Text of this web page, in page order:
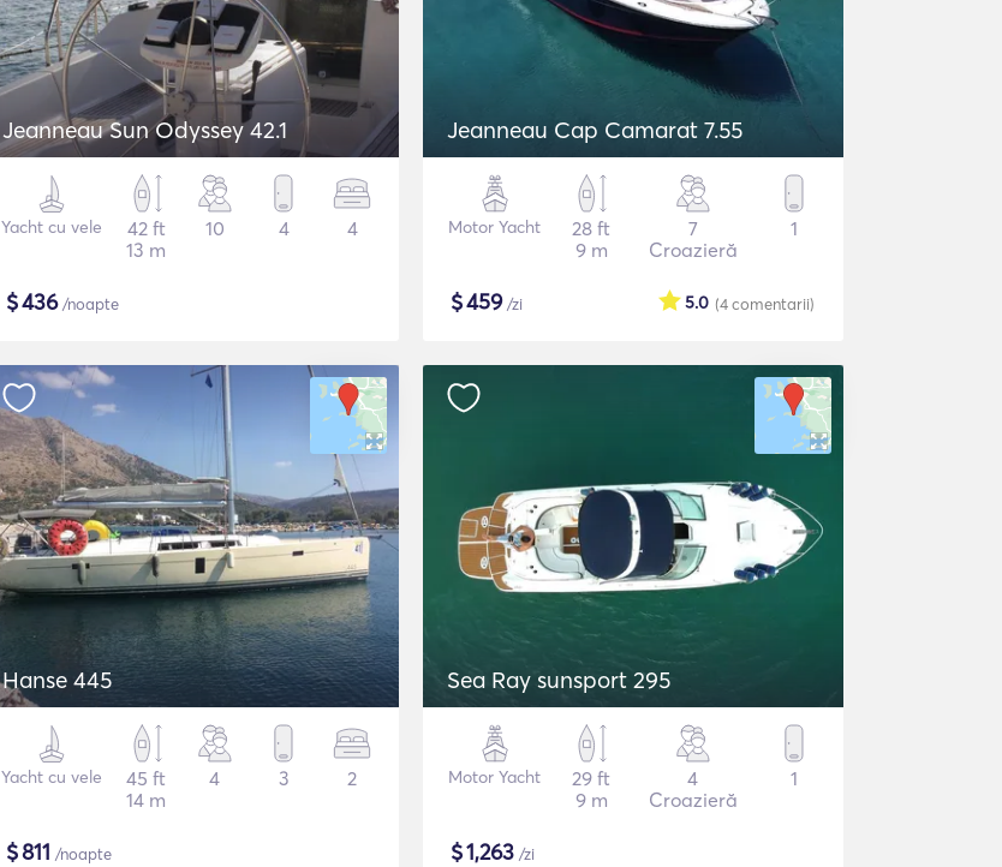
Jeanneau Sun Odyssey 42.1
Yacht cu vele
42 ft
13 m
10 4 4
$436/noapte
Jeanneau Cap Camarat 7.55
Motor Yacht
28 ft
9 m
7
Croazieră
1
$459/zi (4comentarii)
5.0
Hanse 445
Yacht cu vele
45 ft
14 m
4 3 2
$811 /noapte
Sea Ray sunsport 295
Motor Yacht
29 ft
9 m
4
Croazieră
1
$1,263 /zi